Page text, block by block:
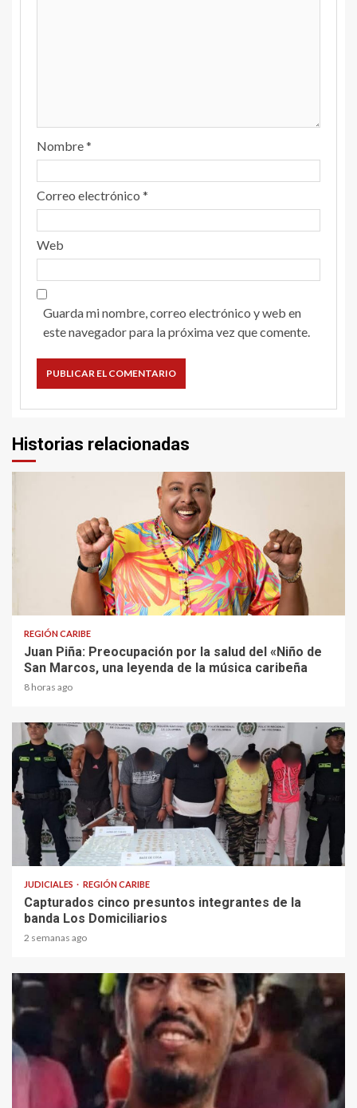
Nombre*
Correo electrónico *
Web
Guarda mi nombre, correo electrónico y web en
este navegador para la próxima vez que comente.
Historias relacionadas
4 min read
REGIÓN CARIBE
Juan Piña: Preocupación por la salud del «Niño de
San Marcos, una leyenda de la música caribeña
8 horas ago
1 min read
JUDICIALES REGIÓN CARIBE
Capturados cinco presuntos integrantes de la
banda Los Domiciliarios
2 semanas ago